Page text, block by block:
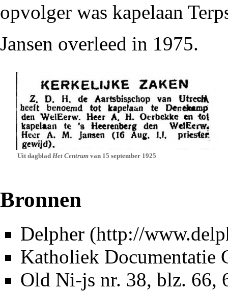
opvolger was kapelaan
Jansen overleed in 1975.
Uit dagblad Het Centrum van 15 september 1925
Bronnen
Delpher
Katholiek Documentatie
Old Ni-js nr. 38, blz. 66,